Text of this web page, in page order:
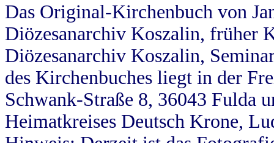
Das Original-Kirchenbuch von
Diözesanarchiv Koszalin, früher
Diözesanarchiv Koszalin,
des Kirchenbuches liegt in der
Schwank-Straße 8, 36043 Fulda
Heimatkreises Deutsch Krone,